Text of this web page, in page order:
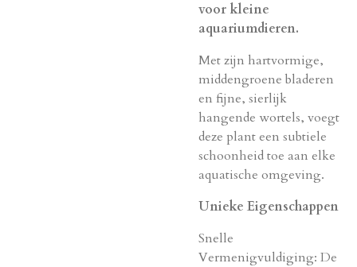
voor kleine
aquariumdieren.
Met zijn hartvormige,
middengroene bladeren
en fijne, sierlijk
hangende wortels, voegt
deze plant een subtiele
schoonheid toe aan elke
aquatische omgeving.
Unieke Eigenschappen
Snelle
Vermenigvuldiging: De